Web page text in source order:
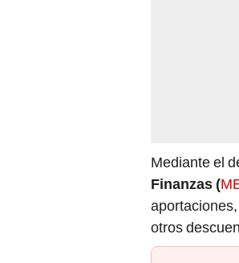
Mediante el
Finanzas (
otros